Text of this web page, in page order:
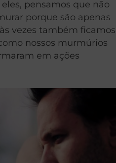
pensamos que não
porque são apenas
vezes também ficamos
nossos murmúrios
em ações